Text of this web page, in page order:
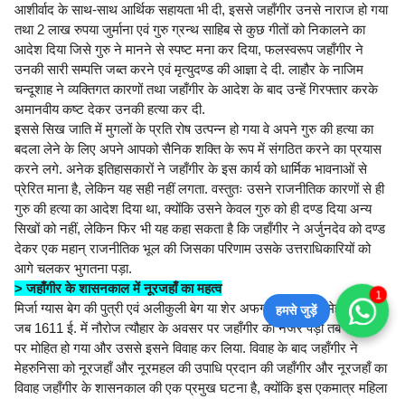
आशीर्वाद के साथ-साथ आर्थिक सहायता भी दी, इससे जहाँगीर उनसे नाराज हो गया
तथा 2 लाख रुपया जुर्माना एवं गुरु ग्रन्थ साहिब से कुछ गीतों को निकालने का
आदेश दिया जिसे गुरु ने मानने से स्पष्ट मना कर दिया, फलस्वरूप जहाँगीर ने
उनकी सारी सम्पत्ति जब्त करने एवं मृत्युदण्ड की आज्ञा दे दी. लाहौर के नाजिम
चन्दूशाह ने व्यक्तिगत कारणों तथा जहाँगीर के आदेश के बाद उन्हें गिरफ्तार करके
अमानवीय कष्ट देकर उनकी हत्या कर दी.
इससे सिख जाति में मुगलों के प्रति रोष उत्पन्न हो गया वे अपने गुरु की हत्या का
बदला लेने के लिए अपने आपको सैनिक शक्ति के रूप में संगठित करने का प्रयास
करने लगे. अनेक इतिहासकारों ने जहाँगीर के इस कार्य को धार्मिक भावनाओं से
प्रेरित माना है, लेकिन यह सही नहीं लगता. वस्तुतः उसने राजनीतिक कारणों से ही
गुरु की हत्या का आदेश दिया था, क्योंकि उसने केवल गुरु को ही दण्ड दिया अन्य
सिखों को नहीं, लेकिन फिर भी यह कहा सकता है कि जहाँगीर ने अर्जुनदेव को दण्ड
देकर एक महान् राजनीतिक भूल की जिसका परिणाम उसके उत्तराधिकारियों को
आगे चलकर भुगतना पड़ा.
> जहाँगीर के शासनकाल में नूरजहाँ का महत्व
मिर्जा ग्यास बेग की पुत्री एवं अलीकुली बेग या शेर अफगान की विधवा मेहरुनिसा पर
जब 1611 ई. में नौरोज त्यौहार के अवसर पर जहाँगीर की नजर पड़ी तब वह उस
पर मोहित हो गया और उससे इसने विवाह कर लिया. विवाह के बाद जहाँगीर ने
मेहरुनिसा को नूरजहाँ और नूरमहल की उपाधि प्रदान की जहाँगीर और नूरजहाँ का
विवाह जहाँगीर के शासनकाल की एक प्रमुख घटना है, क्योंकि इस एकमात्र महिला
हमसे जुड़ें
1